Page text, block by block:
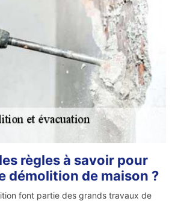
règles à savoir pour
démolition de maison ?
font partie des grands travaux de